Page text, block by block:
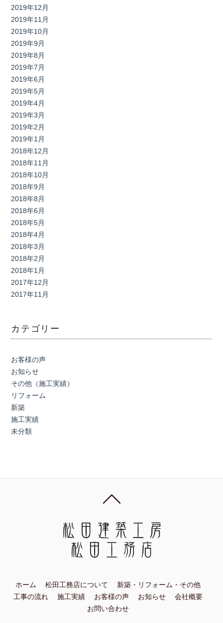
2019年12月
2019年11月
2019年10月
2019年9月
2019年8月
2019年7月
2019年6月
2019年5月
2019年4月
2019年3月
2019年2月
2019年1月
2018年12月
2018年11月
2018年10月
2018年9月
2018年8月
2018年6月
2018年5月
2018年4月
2018年3月
2018年2月
2018年1月
2017年12月
2017年11月
カテゴリー
お客様の声
お知らせ
その他（施工実績）
リフォーム
新築
施工実績
未分類
ホーム 松田工務店について
新築・リフォーム・その他
工事の流れ
施工実績 お客様の声 お知らせ
会社概要
お問い合わせ